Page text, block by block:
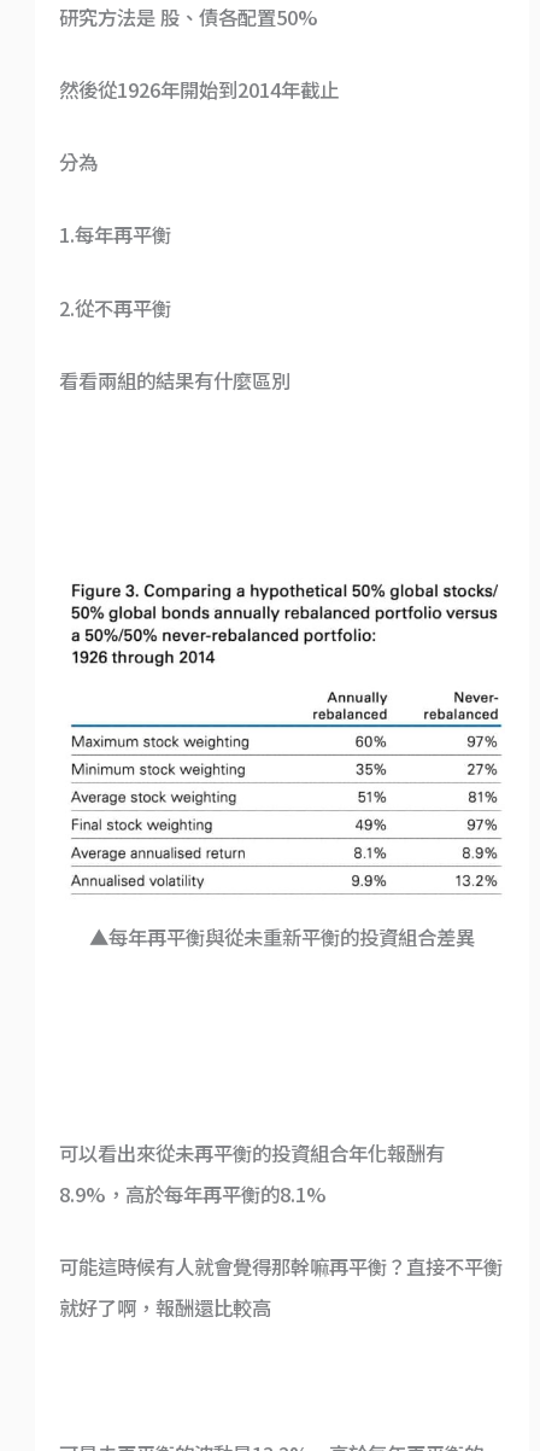
研究方法是 股、債各配置50%
然後從1926年開始到2014年截止
分為
1.每年再平衡
2.從不再平衡
看看兩組的結果有什麼區別
▲每年再平衡與從未重新平衡的投資組合差異
可以看出來從未再平衡的投資組合年化報酬有
8.9%，高於每年再平衡的8.1%
可能這時候有人就會覺得那幹嘛再平衡？直接不平衡
就好了啊，報酬還比較高